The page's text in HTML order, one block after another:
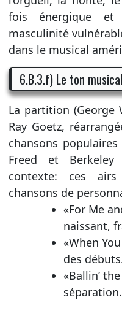
fois énergique et
masculinité
dans le musical
6.B.3.f) Le ton
La partition (George
Ray Goetz,
chansons
Freed et
contexte: ces
chansons de
«For Me
naissant,
«When
des
«Ballin’
séparation.